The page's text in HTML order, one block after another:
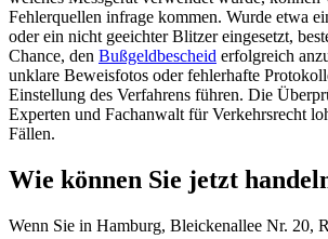
Fehlerquellen infrage kommen. Wurde etwa
oder ein nicht geeichter Blitzer eingesetzt,
Chance, den Bußgeldbescheid erfolgreich
unklare Beweisfotos oder fehlerhafte
Einstellung des Verfahrens führen. Die
Experten und Fachanwalt für Verkehrsrecht
Fällen.
Wie können Sie jetzt
Wenn Sie in Hamburg, Bleickenallee Nr. 20,